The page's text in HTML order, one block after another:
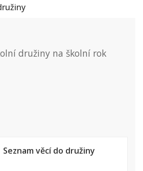
družiny na školní rok
Seznam věcí do družiny